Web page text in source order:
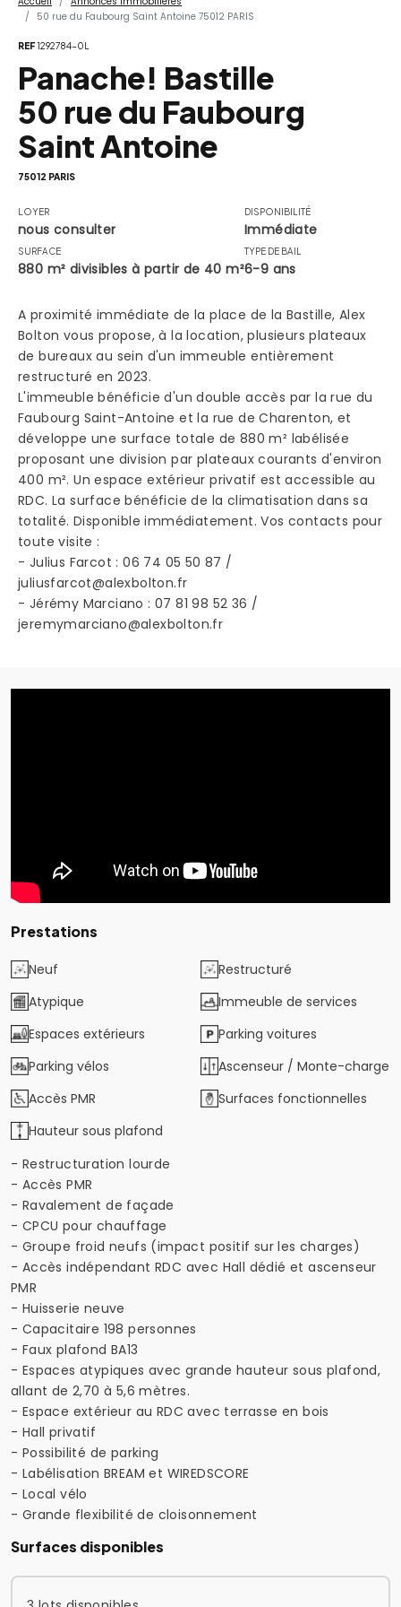
50 rue du Faubourg Saint Antoine 75012 PARIS
REF1292784-0L
Panache! Bastille
50 rue du Faubourg
Saint Antoine
75012 PARIS
LOYER
nous consulter
SURFACE
880 m² divisibles à partir de 40 m²
DISPONIBILITÉ
Immédiate
TYPE DE BAIL
6-9 ans
A proximité immédiate de la place de la Bastille, Alex
Bolton vous propose, à la location, plusieurs plateaux
de bureaux au sein d'un immeuble entièrement
restructuré en 2023.
L'immeuble bénéficie d'un double accès par la rue du
Faubourg Saint-Antoine et la rue de Charenton, et
développe une surface totale de 880 m² labélisée
proposant une division par plateaux courants d'environ
400 m². Un espace extérieur privatif est accessible au
RDC. La surface bénéficie de la climatisation dans sa
totalité. Disponible immédiatement. Vos contacts pour
toute visite :
- Julius Farcot : 06 74 05 50 87 /
juliusfarcot@alexbolton.fr
- Jérémy Marciano : 07 81 98 52 36 /
jeremymarciano@alexbolton.fr
Prestations
Neuf
Restructuré
Atypique
Immeuble de services
Espaces extérieurs
Parking voitures
Parking vélos
Ascenseur / Monte-charge
Accès PMR
Surfaces fonctionnelles
Hauteur sous plafond
- Restructuration lourde
- Accès PMR
- Ravalement de façade
- CPCU pour chauffage
- Groupe froid neufs (impact positif sur les charges)
- Accès indépendant RDC avec Hall dédié et ascenseur
PMR
- Huisserie neuve
- Capacitaire 198 personnes
- Faux plafond BA13
- Espaces atypiques avec grande hauteur sous plafond,
allant de 2,70 à 5,6 mètres.
- Espace extérieur au RDC avec terrasse en bois
- Hall privatif
- Possibilité de parking
- Labélisation BREAM et WIREDSCORE
- Local vélo
- Grande flexibilité de cloisonnement
Surfaces disponibles